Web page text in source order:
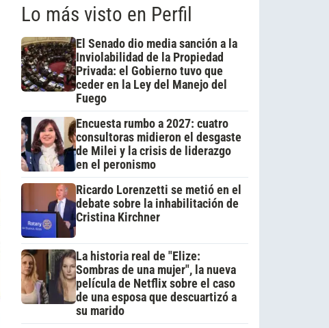
Lo más visto en Perfil
El Senado dio media sanción a la
Inviolabilidad de la Propiedad
Privada: el Gobierno tuvo que
ceder en la Ley del Manejo del
Fuego
Encuesta rumbo a 2027: cuatro
consultoras midieron el desgaste
de Milei y la crisis de liderazgo
en el peronismo
Ricardo Lorenzetti se metió en el
debate sobre la inhabilitación de
Cristina Kirchner
La historia real de "Elize:
Sombras de una mujer", la nueva
película de Netflix sobre el caso
de una esposa que descuartizó a
su marido